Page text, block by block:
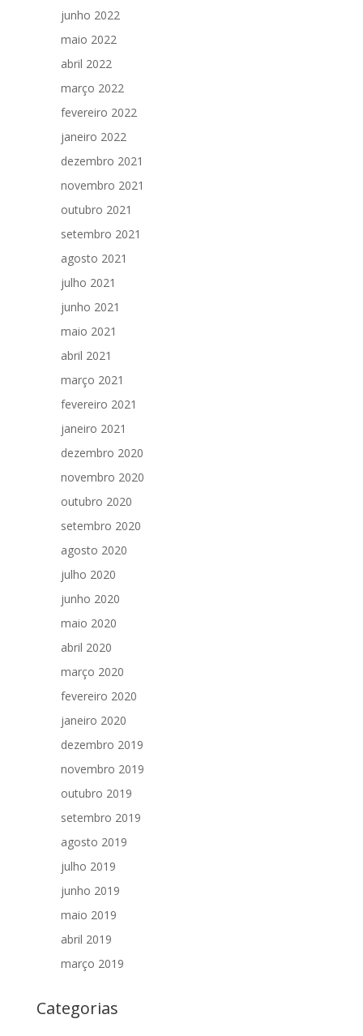
junho 2022
maio 2022
abril 2022
março 2022
fevereiro 2022
janeiro 2022
dezembro 2021
novembro 2021
outubro 2021
setembro 2021
agosto 2021
julho 2021
junho 2021
maio 2021
abril 2021
março 2021
fevereiro 2021
janeiro 2021
dezembro 2020
novembro 2020
outubro 2020
setembro 2020
agosto 2020
julho 2020
junho 2020
maio 2020
abril 2020
março 2020
fevereiro 2020
janeiro 2020
dezembro 2019
novembro 2019
outubro 2019
setembro 2019
agosto 2019
julho 2019
junho 2019
maio 2019
abril 2019
março 2019
Categorias